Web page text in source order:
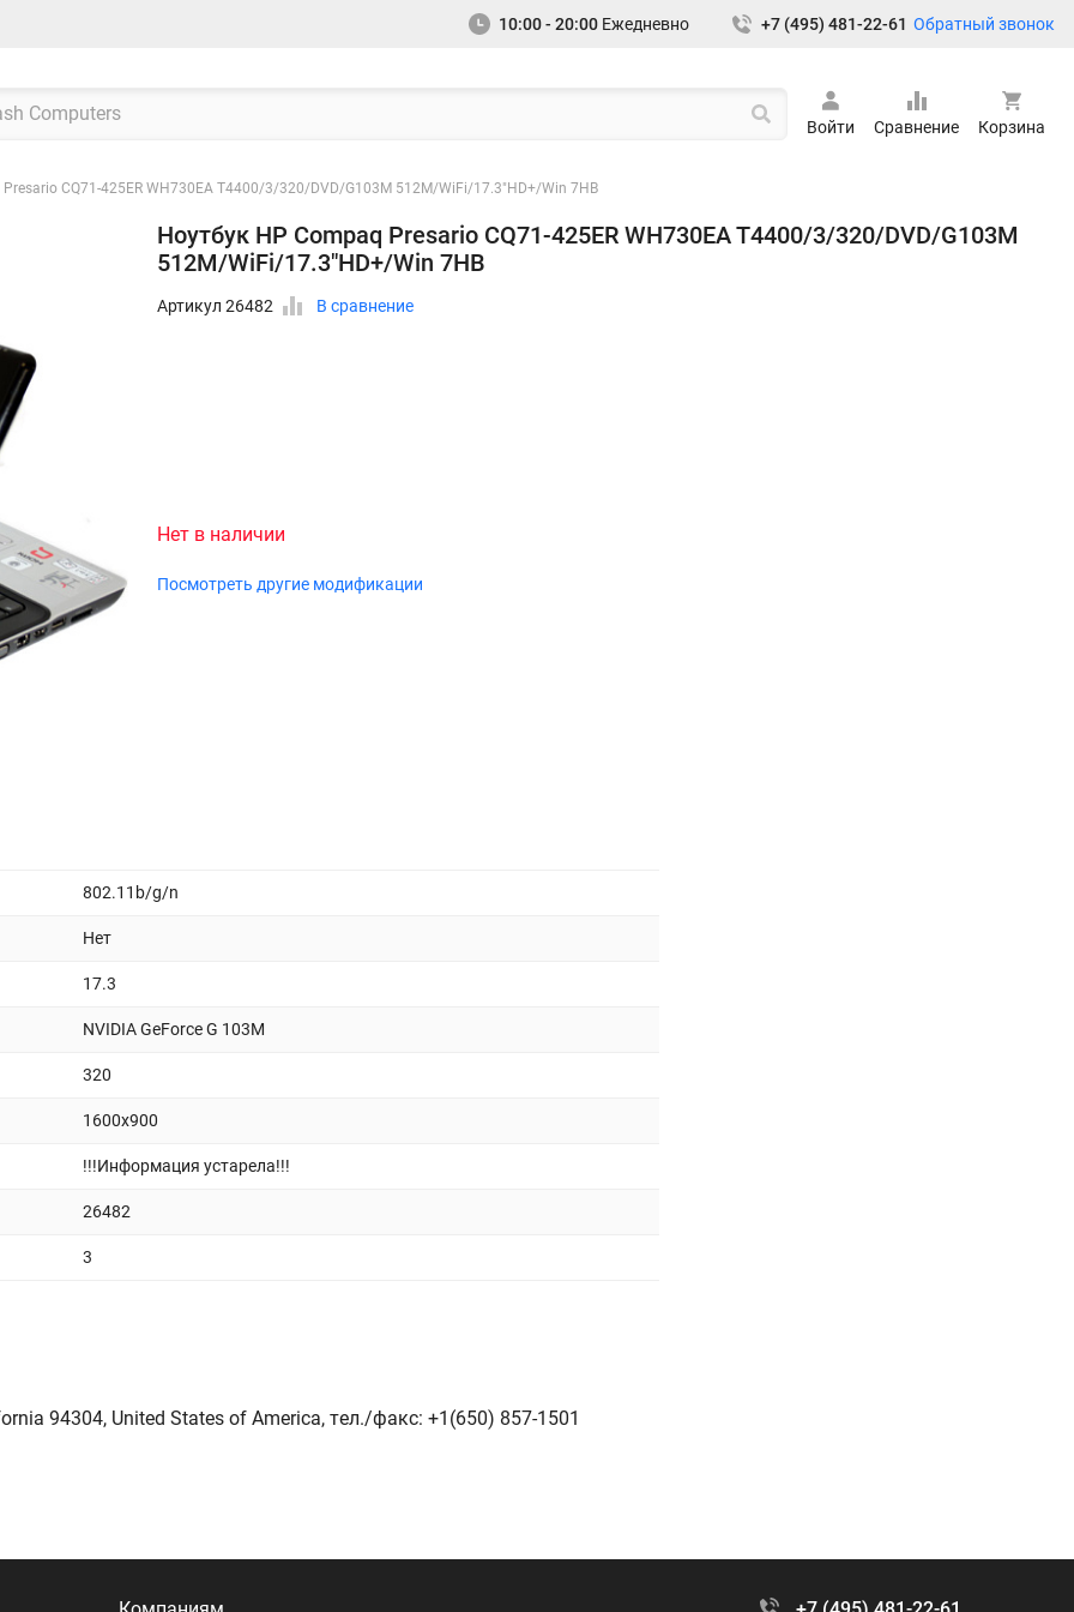
10:00 - 20:00 Ежедневно +7 (495) 481-22-61 Обратный звонок
Войти Сравнение Корзина
Presario CQ71-425ER WH730EA T4400/3/320/DVD/G103M 512M/WiFi/17.3"HD+/Win 7HB
Ноутбук HP Compaq Presario CQ71-425ER WH730EA T4400/3/320/DVD/G103M
512M/WiFi/17.3"HD+/Win 7HB
Артикул 26482 В сравнение
Нет в наличии
Посмотреть другие модификации
802.11b/g/n
Нет
17.3
NVIDIA GeForce G 103M
320
1600x900
!!!Информация устарела!!!
26482
3
94304, United States of America, тeл./факс: +1(650) 857-1501